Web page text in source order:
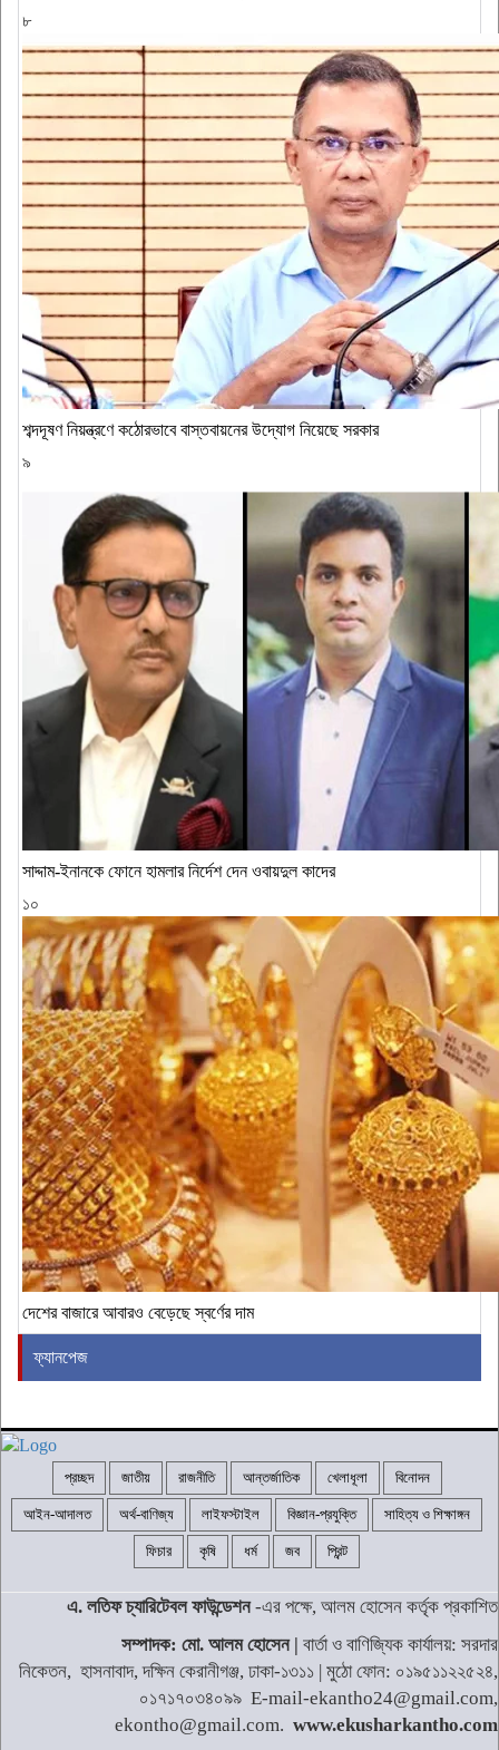
৮
শব্দদূষণ নিয়ন্ত্রণে কঠোরভাবে বাস্তবায়নের উদ্যোগ নিয়েছে সরকার
৯
সাদ্দাম-ইনানকে ফোনে হামলার নির্দেশ দেন ওবায়দুল কাদের
১০
দেশের বাজারে আবারও বেড়েছে স্বর্ণের দাম
ফ্যানপেজ
প্রচ্ছদ জাতীয় রাজনীতি আন্তর্জাতিক খেলাধূলা বিনোদন
আইন-আদালত অর্থ-বাণিজ্য লাইফস্টাইল বিজ্ঞান-প্রযুক্তি সাহিত্য ও শিক্ষাঙ্গন
ফিচার কৃষি ধর্ম জব প্রিন্ট
এ. লতিফ চ্যারিটেবল ফাউন্ডেশন-এর পক্ষে, আলম হোসেন কর্তৃক প্রকাশিত
সম্পাদক: মো. আলম হোসেন | বার্তা ও বাণিজ্যিক কার্যালয়: সরদার
নিকেতন, হাসনাবাদ, দক্ষিন কেরানীগঞ্জ, ঢাকা-১৩১১ | মুঠো ফোন: ০১৯৫১১২২৫২৪,
০১৭১৭০৩৪০৯৯ E-mail-ekantho24@gmail.com,
ekontho@gmail.com. www.ekusharkantho.com